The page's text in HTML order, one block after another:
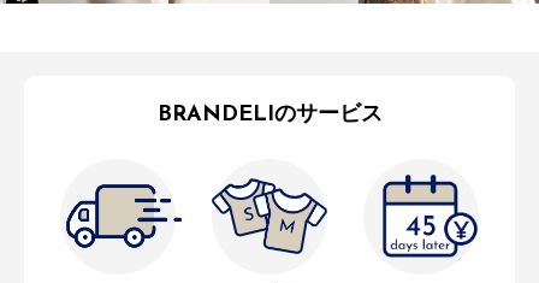
BRANDELIのサービス